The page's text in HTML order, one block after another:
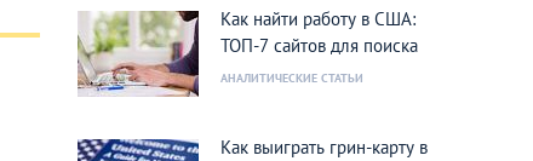
Как найти работу в США:
ТОП-7 сайтов для поиска
АНАЛИТИЧЕСКИЕ СТАТЬИ
Как выиграть грин-карту в